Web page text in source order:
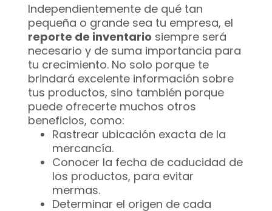
Independientemente de qué tan
pequeña o grande sea tu empresa, el
reporte de inventario siempre será
necesario y de suma importancia para
tu crecimiento. No solo porque te
brindará excelente información sobre
tus productos, sino también porque
puede ofrecerte muchos otros
beneficios, como:
Rastrear ubicación exacta de la
mercancía.
Conocer la fecha de caducidad de
los productos, para evitar
mermas.
Determinar el origen de cada